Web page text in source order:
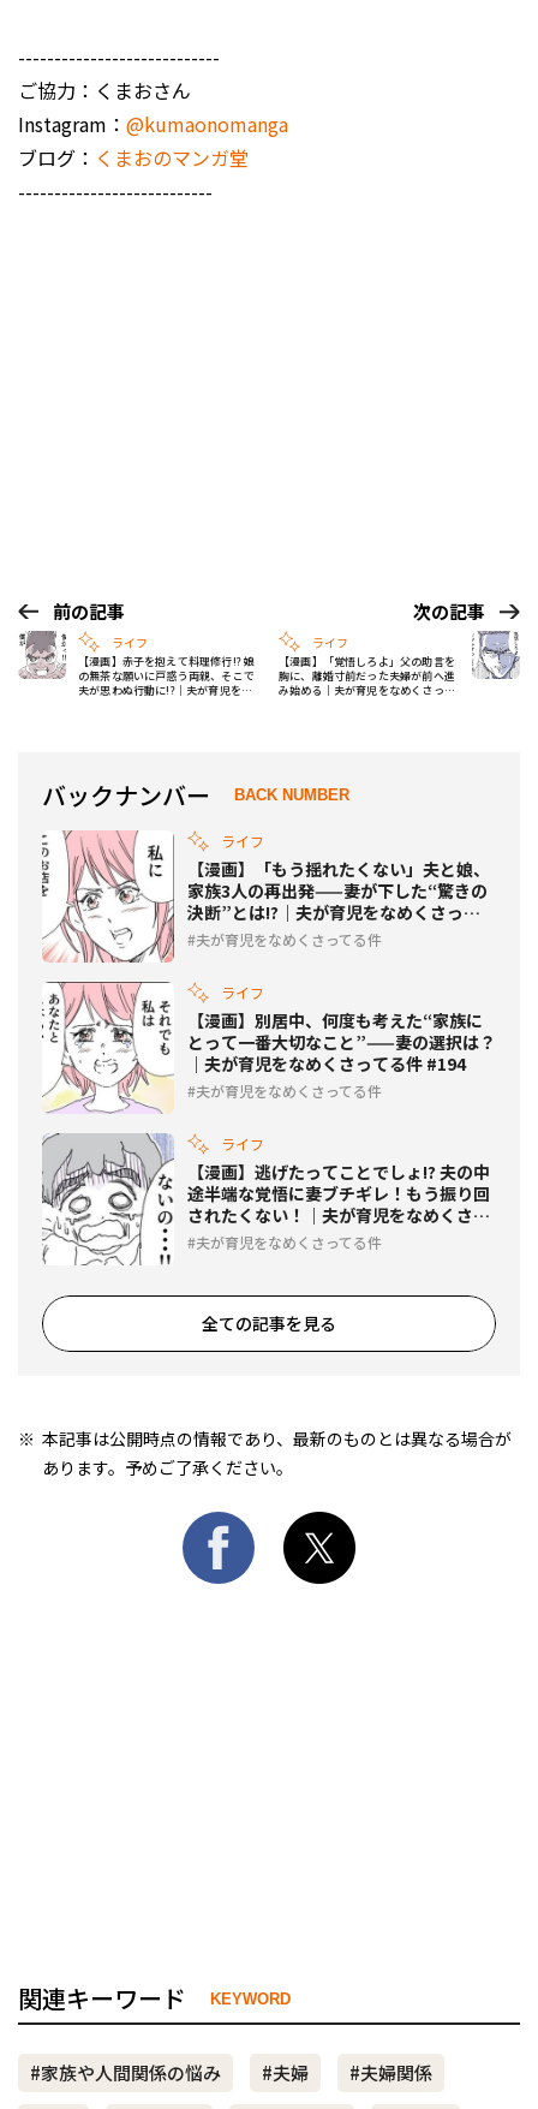
----------------------------
ご協力：くまおさん
Instagram： @kumaonomanga
ブログ： くまおのマンガ堂
---------------------------
前の記事
ライフ
【漫画】赤子を抱えて料理修行!? 娘
の無茶な願いに戸惑う両親、そこで
夫が思わぬ行動に!?｜夫が育児をな
次の記事
ライフ
【漫画】「覚悟しろよ」父の助言を
胸に、離婚寸前だった夫婦が前へ進
み始める｜夫が育児をなめくさって
バックナンバー BACK NUMBER
ライフ
【漫画】「もう揺れたくない」夫と娘、
家族3人の再出発——妻が下した“驚きの
決断”とは!?｜夫が育児をなめくさって
る件 #195
夫が育児をなめくさってる件
ライフ
【漫画】別居中、何度も考えた“家族に
とって一番大切なこと”——妻の選択は？
｜夫が育児をなめくさってる件 #194
夫が育児をなめくさってる件
ライフ
【漫画】逃げたってことでしょ!? 夫の中
途半端な覚悟に妻ブチギレ！もう振り回
されたくない！｜夫が育児をなめくさっ
てる件 #193
夫が育児をなめくさってる件
全ての記事を見る
本記事は公開時点の情報であり、最新のものとは異なる場合が
あります。予めご了承ください。
関連キーワード KEYWORD
#家族や人間関係の悩み #夫婦 #夫婦関係